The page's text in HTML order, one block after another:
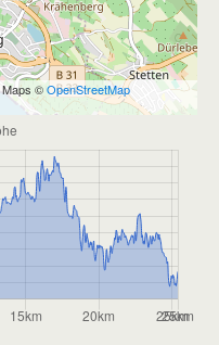
©OpenStreetMap